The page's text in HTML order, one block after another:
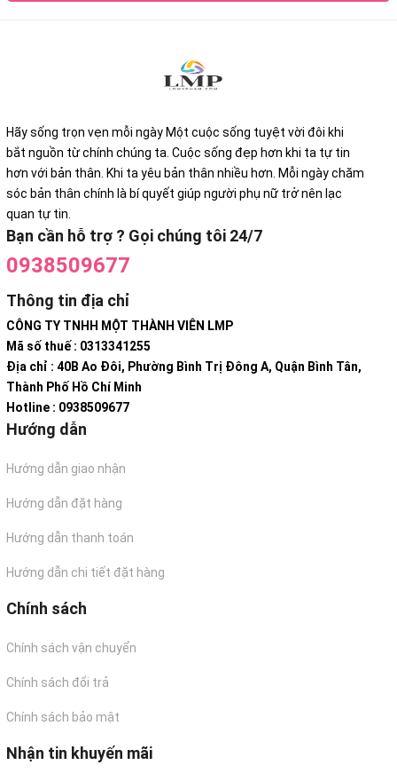
Hãy sống trọn vẹn mỗi ngày Một cuộc sống tuyệt vời đôi khi
bắt nguồn từ chính chúng ta. Cuộc sống đẹp hơn khi ta tự tin
hơn với bản thân. Khi ta yêu bản thân nhiều hơn. Mỗi ngày chăm
sóc bản thân chính là bí quyết giúp người phụ nữ trở nên lạc
quan tự tin.
Bạn cần hỗ trợ ? Gọi chúng tôi 24/7
0938509677
Thông tin địa chỉ
CÔNG TY TNHH MỘT THÀNH VIÊN LMP
Mã số thuế : 0313341255
Địa chỉ : 40B Ao Đôi, Phường Bình Trị Đông A, Quận Bình Tân,
Thành Phố Hồ Chí Minh
Hotline : 0938509677
Hướng dẫn
Hướng dẫn giao nhận
Hướng dẫn đặt hàng
Hướng dẫn thanh toán
Hướng dẫn chi tiết đặt hàng
Chính sách
Chính sách vận chuyển
Chính sách đổi trả
Chính sách bảo mật
Nhận tin khuyến mãi